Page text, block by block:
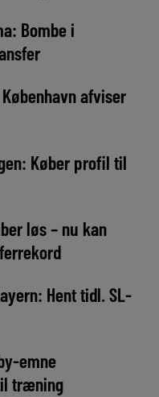
Bombe i
afviser
Køber profil til
løs – nu kan
Hent tidl. SL-
emne
træning